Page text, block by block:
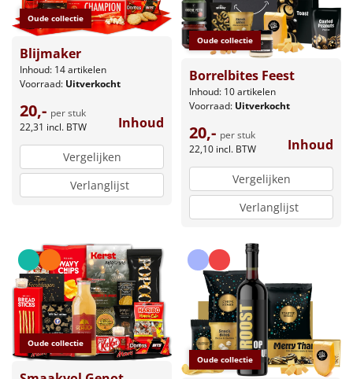
Oude collectie
Blijmaker
Inhoud: 14 artikelen
Voorraad: Uitverkocht
20,- per stuk
22,31 incl. BTW Inhoud
Vergelijken
Verlanglijst
Oude collectie
Borrelbites Feest
Inhoud: 10 artikelen
Voorraad: Uitverkocht
20,- per stuk
22,10 incl. BTW Inhoud
Vergelijken
Verlanglijst
Oude collectie
Oude collectie